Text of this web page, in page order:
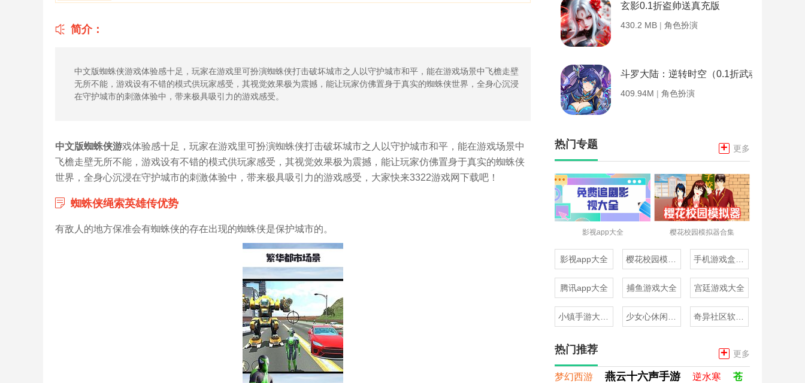
简介：
中文版蜘蛛侠游戏体验感十足，玩家在游戏里可扮演蜘蛛侠打击破坏城市之人以守护城市和平，能在游戏场景中飞檐走壁
无所不能，游戏设有不错的模式供玩家感受，其视觉效果极为震撼，能让玩家仿佛置身于真实的蜘蛛侠世界，全身心沉浸
在守护城市的刺激体验中，带来极具吸引力的游戏感受。
中文版蜘蛛侠游戏体验感十足，玩家在游戏里可扮演蜘蛛侠打击破坏城市之人以守护城市和平，能在游戏场景中
飞檐走壁无所不能，游戏设有不错的模式供玩家感受，其视觉效果极为震撼，能让玩家仿佛置身于真实的蜘蛛侠
世界，全身心沉浸在守护城市的刺激体验中，带来极具吸引力的游戏感受，大家快来3322游戏网下载吧！
蜘蛛侠绳索英雄传优势
有敌人的地方保准会有蜘蛛侠的存在出现的蜘蛛侠是保护城市的。
玄影0.1折盗帅送真充版
430.2 MB | 角色扮演
斗罗大陆：逆转时空（0.1折武魂觉醒）
409.94M | 角色扮演
热门专题 + 更多
影视app大全 樱花校园模拟器合集
影视app大全
腾讯app大全 捕鱼游戏大全 宫廷游戏大全
热门推荐 + 更多
梦幻西游 燕云十六声手游 逆水寒
苍